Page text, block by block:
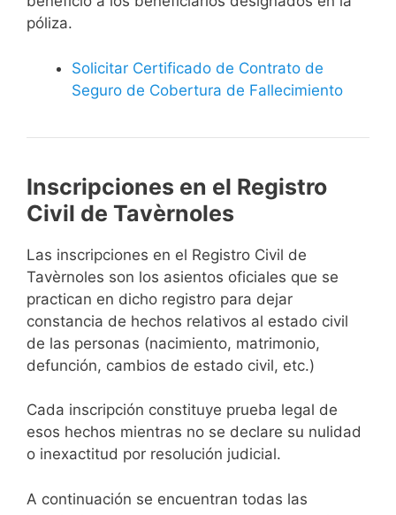
póliza.
Solicitar Certificado de Contrato de
Seguro de Cobertura de Fallecimiento
Inscripciones en el Registro
Civil de Tavèrnoles
Las inscripciones en el Registro Civil de
Tavèrnoles son los asientos oficiales que se
practican en dicho registro para dejar
constancia de hechos relativos al estado civil
de las personas (nacimiento, matrimonio,
defunción, cambios de estado civil, etc.)
Cada inscripción constituye prueba legal de
esos hechos mientras no se declare su nulidad
o inexactitud por resolución judicial.
A continuación se encuentran todas las